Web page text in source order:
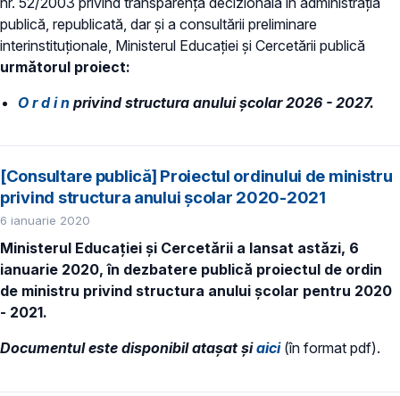
publică, republicată, dar și a consultării preliminare
interinstituționale, Ministerul Educaţiei și Cercetării publică
următorul proiect:
O r d i n privind structura anului şcolar 2026 - 2027.
[Consultare publică] Proiectul ordinului de ministru
privind structura anului școlar 2020-2021
6 ianuarie 2020
Ministerul Educației și Cercetării a lansat astăzi, 6
ianuarie 2020, în dezbatere publică proiectul de ordin
de ministru privind structura anului școlar pentru 2020
- 2021.
Documentul este disponibil atașat șiaici(în format pdf).